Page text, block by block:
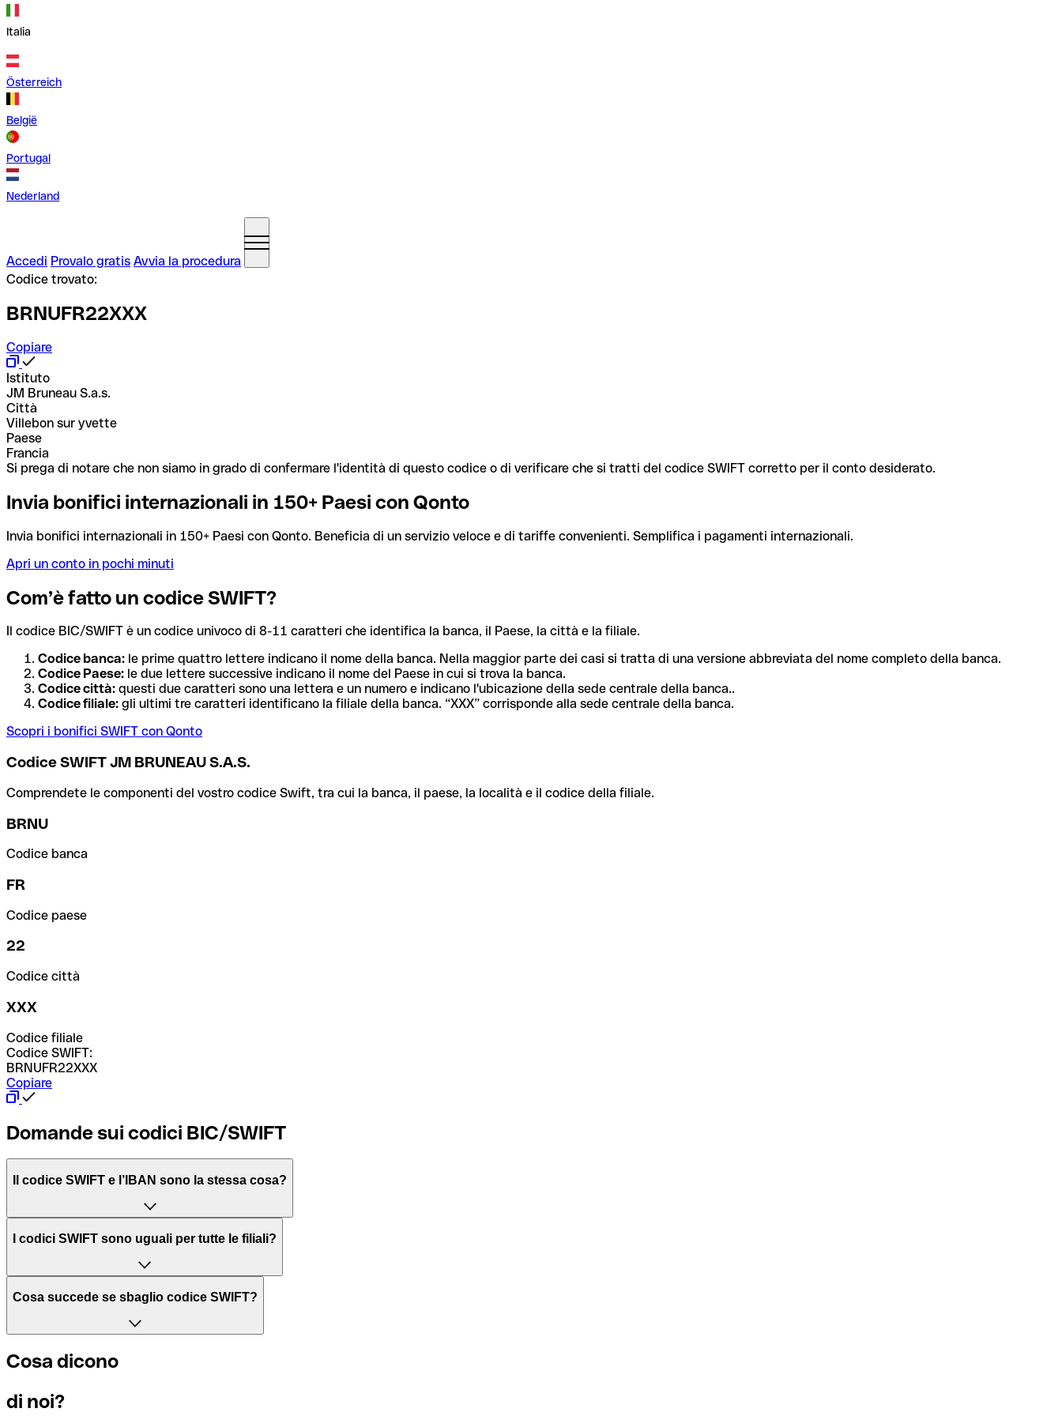
Italia
Österreich
België
Portugal
Nederland
Accedi Provalo gratis Avvia la procedura
Codice trovato:
BRNUFR22XXX
Copiare
Istituto
JM Bruneau S.a.s.
Città
Villebon sur yvette
Paese
Francia
Si prega di notare che non siamo in grado di confermare l'identità di questo codice o di verificare che si tratti del codice SWIFT corretto per il conto desiderato.
Invia bonifici internazionali in 150+ Paesi con Qonto
Invia bonifici internazionali in 150+ Paesi con Qonto. Beneficia di un servizio veloce e di tariffe convenienti. Semplifica i pagamenti internazionali.
Apri un conto in pochi minuti
Com’è fatto un codice SWIFT?
Il codice BIC/SWIFT è un codice univoco di 8-11 caratteri che identifica la banca, il Paese, la città e la filiale.
Codice banca: le prime quattro lettere indicano il nome della banca. Nella maggior parte dei casi si tratta di una versione abbreviata del nome completo della banca.
Codice Paese: le due lettere successive indicano il nome del Paese in cui si trova la banca.
Codice città: questi due caratteri sono una lettera e un numero e indicano l'ubicazione della sede centrale della banca..
Codice filiale: gli ultimi tre caratteri identificano la filiale della banca. “XXX” corrisponde alla sede centrale della banca.
Scopri i bonifici SWIFT con Qonto
Codice SWIFT JM BRUNEAU S.A.S.
Comprendete le componenti del vostro codice Swift, tra cui la banca, il paese, la località e il codice della filiale.
BRNU
Codice banca
FR
Codice paese
22
Codice città
XXX
Codice filiale
Codice SWIFT:
BRNUFR22XXX
Copiare
Domande sui codici BIC/SWIFT
Il codice SWIFT e l’IBAN sono la stessa cosa?
L'acronimo SWIFT sta per “Society for Worldwide Interbank Financial Telecommunication”, una rete globale per l’elaborazione dei pagamenti tra diversi Paesi.
Il BIC, invece, sta per “Bank Identifier Code” ed è una sequenza di caratteri necessaria per indirizzare un bonifico internazionale.
I codici SWIFT sono uguali per tutte le filiali?
Dipende dalle banche. In alcuni casi le banche utilizzano lo stesso codice SWIFT per filiali diverse. In altri casi, le banche preferiscono avere un codice SWIFT dedicato per ogni
Per sapere a quale filiale fa riferimento un codice SWIFT, è necessario controllare le ultime cifre. Se il codice termina con XXX, significa che è il codice SWIFT della sede centrale.
Cosa succede se sbaglio codice SWIFT?
Se per caso invii un pagamento a un codice SWIFT esistente ma sbagliato, la banca ricevente deve segnalare che non gestisce il conto del destinatario e stornare il pagamento.
Se ti accorgi di aver usato un codice SWIFT sbagliato, contatta immediatamente la tua banca e chiedi di annullare la transazione.
Cosa dicono
di noi?